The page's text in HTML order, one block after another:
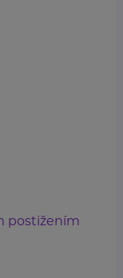
postižením